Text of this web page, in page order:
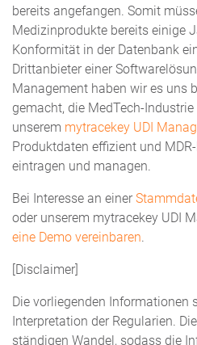
bereits angefangen. Somit
Medizinprodukte bereits einige
Konformität in der Datenbank
Drittanbieter einer
Management haben wir es uns
gemacht, die MedTech-
unserem mytracekey UDI
Produktdaten effizient und
eintragen und managen.
Bei Interesse an einer
oder unserem mytracekey UDI
eine Demo vereinbaren.
[Disclaimer]
Die vorliegenden Informationen
Interpretation der Regularien.
ständigen Wandel, sodass die